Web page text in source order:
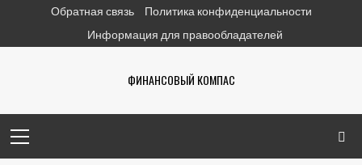
содержимому
Обратная связь
Политика конфиденциальности
Информация для правообладателей
ФИНАНСОВЫЙ КОМПАС
меню